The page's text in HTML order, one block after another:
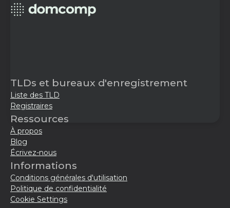
TLDs et bureaux d'enregistrement
Liste des TLD
Registraires
Ressources
À propos
Blog
Écrivez-nous
Informations
Conditions générales d'utilisation
Politique de confidentialité
Cookie Settings